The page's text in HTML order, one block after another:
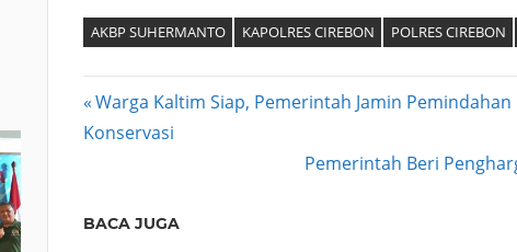
AKBP SUHERMANTO KAPOLRES CIREBON POLRES CIREBON
Post
navigation
Previous
Post:
Warga Kaltim Siap, Pemerintah Jamin
Konservasi
Next
Pemerintah Beri
BACA JUGA